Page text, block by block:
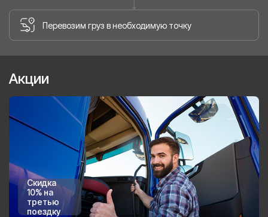
Перевозим груз в необходимую точку
Акции
Скидка
10% на
третью
поездку